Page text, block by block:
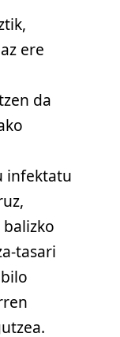
ere
da
infektatu
tasari